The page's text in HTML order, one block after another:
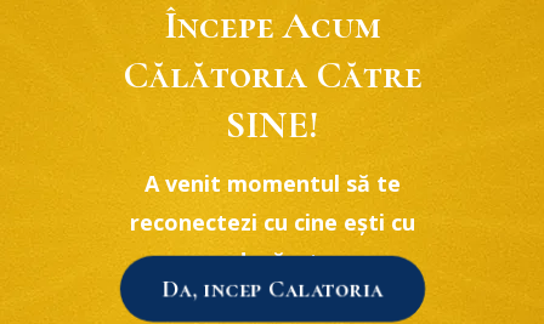
Începe Acum
Călătoria Către
SINE!
A venit momentul să te
reconectezi cu cine ești cu
adevărat.
Da, incep Calatoria